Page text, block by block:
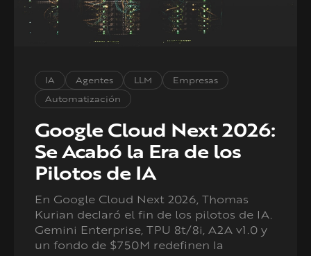
IA Agentes LLM
Empresas
Automatización
Google Cloud Next 2026:
Se Acabó la Era de los
Pilotos de IA
En Google Cloud Next 2026, Thomas
Kurian declaró el fin de los pilotos de IA.
Gemini Enterprise, TPU 8t/8i, A2A v1.0 y
un fondo de $750M redefinen la